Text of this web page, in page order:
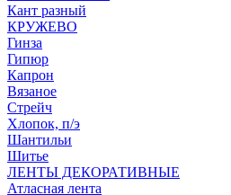
Кант разный
КРУЖЕВО
Гинза
Гипюр
Капрон
Вязаное
Стрейч
Хлопок, п/э
Шантильи
Шитье
ЛЕНТЫ ДЕКОРАТИВНЫЕ
Атласная лента